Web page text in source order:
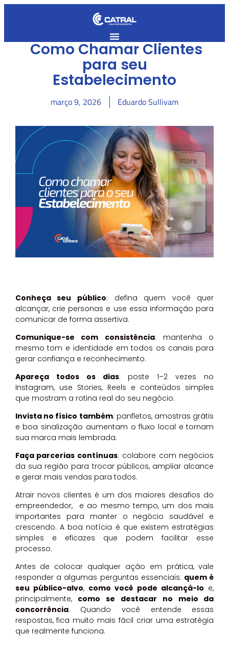
Como Chamar Clientes
para seu
Estabelecimento
março 9, 2026 Eduardo Sullivam
Conheça seu público: defina quem você quer
alcançar, crie personas e use essa informação para
comunicar de forma assertiva.
Comunique-se com consistência: mantenha o
mesmo tom e identidade em todos os canais para
gerar confiança e reconhecimento.
Apareça todos os dias: poste 1–2 vezes no
Instagram, use Stories, Reels e conteúdos simples
que mostram a rotina real do seu negócio.
Invista no físico também: panfletos, amostras grátis
e boa sinalização aumentam o fluxo local e tornam
sua marca mais lembrada.
Faça parcerias contínuas: colabore com negócios
da sua região para trocar públicos, ampliar alcance
e gerar mais vendas para todos.
Atrair novos clientes é um dos maiores desafios do
empreendedor, e ao mesmo tempo, um dos mais
importantes para manter o negócio saudável e
crescendo. A boa notícia é que existem estratégias
simples e eficazes que podem facilitar esse
processo.
Antes de colocar qualquer ação em prática, vale
responder a algumas perguntas essenciais: quem é
seu público-alvo, como você pode alcançá-lo e,
principalmente, como se destacar no meio da
concorrência. Quando você entende essas
respostas, fica muito mais fácil criar uma estratégia
que realmente funciona.